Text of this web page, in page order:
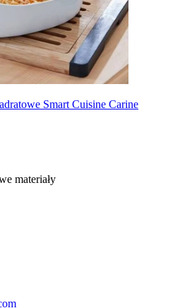
Smart Cuisine Carine
materiały